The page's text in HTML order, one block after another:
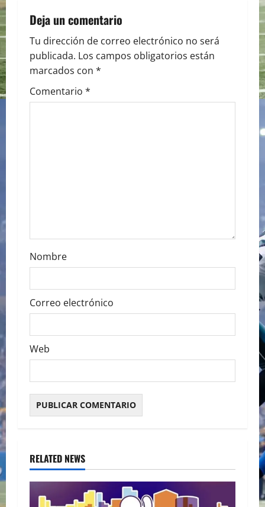
n
a
v
i
n
Deja un comentario
Tu dirección de correo electrónico no será
publicada. Los campos obligatorios están
marcados con *
Comentario *
Nombre
Correo electrónico
Web
RELATED NEWS